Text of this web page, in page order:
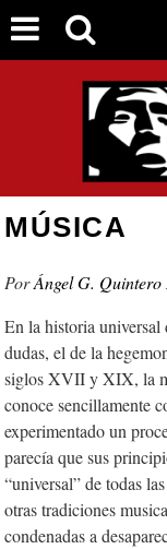
MÚSICA
Ángel G. Quintero
En la historia
dudas, el de la
siglos XVII y XIX, la
conoce sencillamente
experimentado un
parecía que sus
“universal” de todas
otras tradiciones
condenadas a